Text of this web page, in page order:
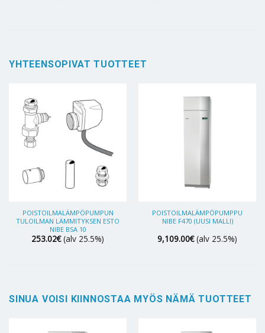
YHTEENSOPIVAT TUOTTEET
POISTOILMALÄMPÖPUMPUN
TULOILMAN LÄMMITYKSEN ESTO
NIBE BSA 10
253.02€ (alv 25.5%)
POISTOILMALÄMPÖPUMPPU
NIBE F470 (UUSI MALLI)
9,109.00€ (alv 25.5%)
SINUA VOISI KIINNOSTAA MYÖS NÄMÄ TUOTTEET